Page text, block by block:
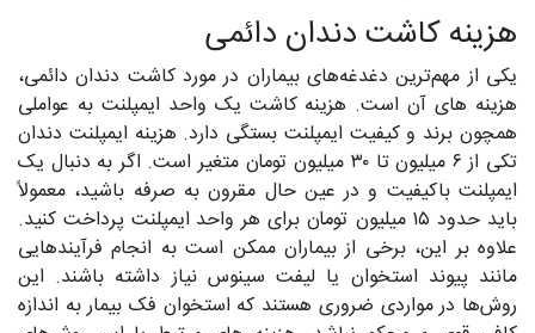
هزینه کاشت دندان دائمی
یکی از مهم‌ترین دغدغه‌های بیماران در مورد کاشت دندان دائمی،
هزینه های آن است. هزینه کاشت یک واحد ایمپلنت به عواملی
همچون برند و کیفیت ایمپلنت بستگی دارد. هزینه ایمپلنت دندان
تکی از ۶ میلیون تا ۳۰ میلیون تومان متغیر است. اگر به دنبال یک
ایمپلنت باکیفیت و در عین حال مقرون به صرفه باشید، معمولاً
باید حدود ۱۵ میلیون تومان برای هر واحد ایمپلنت پرداخت کنید.
علاوه بر این، برخی از بیماران ممکن است به انجام فرآیندهایی
مانند پیوند استخوان یا لیفت سینوس نیاز داشته باشند. این
روش‌ها در مواردی ضروری هستند که استخوان فک بیمار به اندازه